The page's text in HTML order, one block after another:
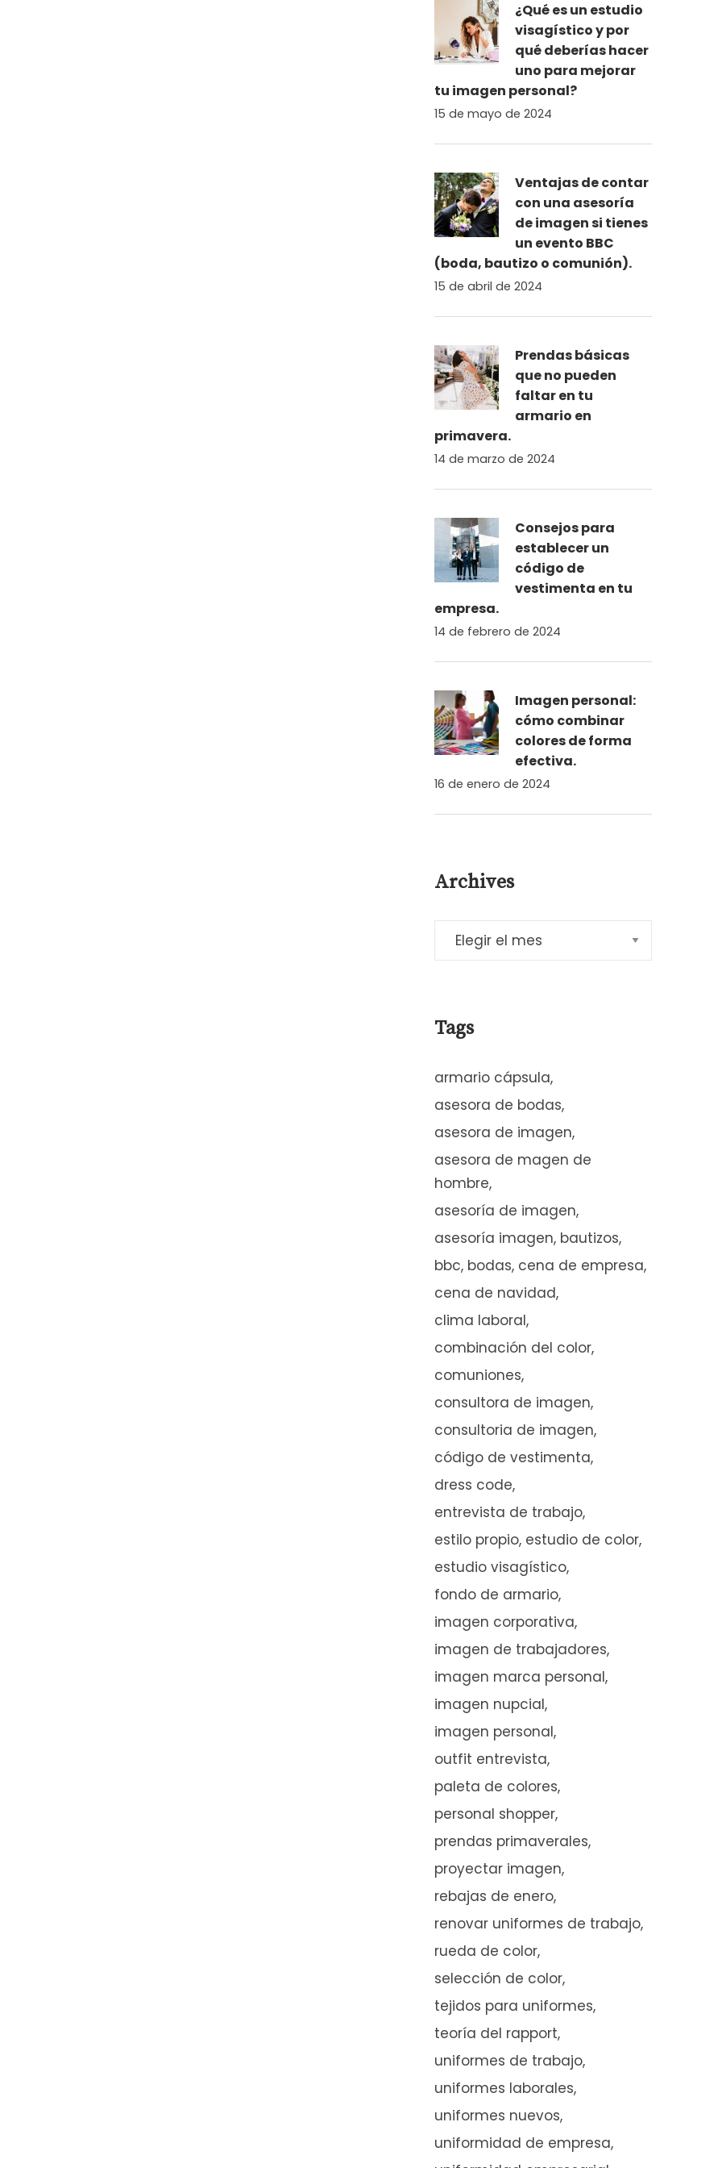
¿Qué es un estudio
visagístico y por
qué deberías hacer
uno para mejorar
tu imagen personal?
15 de mayo de 2024
Ventajas de contar
con una asesoría
de imagen si tienes
un evento BBC
(boda, bautizo o comunión).
15 de abril de 2024
Prendas básicas
que no pueden
faltar en tu
armario en
primavera.
14 de marzo de 2024
Consejos para
establecer un
código de
vestimenta en tu
empresa.
14 de febrero de 2024
Imagen personal:
cómo combinar
colores de forma
efectiva.
16 de enero de 2024
Archives
Tags
armario cápsula
asesora de bodas
asesora de imagen
asesora de magen de
hombre
asesoría de imagen
asesoría imagen bautizos
bbc bodas cena de empresa
cena de navidad
clima laboral
combinación del color
comuniones
consultora de imagen
consultoria de imagen
código de vestimenta
dress code
entrevista de trabajo
estilo propio estudio de color
estudio visagístico
fondo de armario
imagen corporativa
imagen de trabajadores
imagen marca personal
imagen nupcial
imagen personal
outfit entrevista
paleta de colores
personal shopper
prendas primaverales
proyectar imagen
rebajas de enero
renovar uniformes de trabajo
rueda de color
selección de color
tejidos para uniformes
teoría del rapport
uniformes de trabajo
uniformes laborales
uniformes nuevos
uniformidad de empresa